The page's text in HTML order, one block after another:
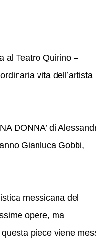
al Teatro Quirino –
vita dell’artista
DONNA’ di
Gianluca Gobbi,
messicana del
opere, ma
piece viene